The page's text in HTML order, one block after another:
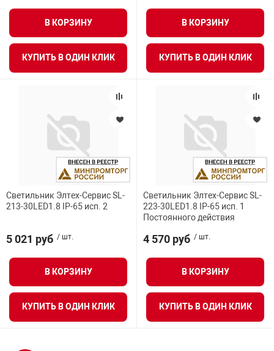
В КОРЗИНУ
КУПИТЬ В ОДИН КЛИК
В КОРЗИНУ
КУПИТЬ В ОДИН КЛИК
Светильник Элтех-Сервис SL-
213-30LED1.8 IP-65 исп. 2
5 021 руб / шт.
В КОРЗИНУ
КУПИТЬ В ОДИН КЛИК
Светильник Элтех-Сервис SL-
223-30LED1.8 IP-65 исп. 1
Постоянного действия
4 570 руб / шт.
В КОРЗИНУ
КУПИТЬ В ОДИН КЛИК